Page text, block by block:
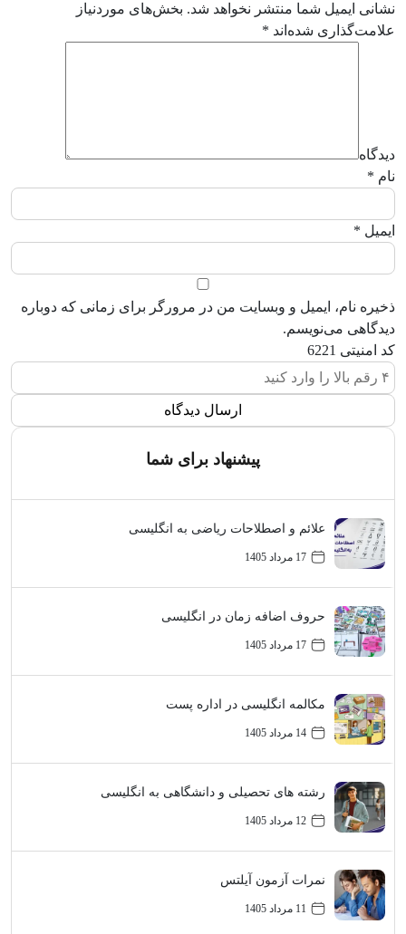
نشانی ایمیل شما منتشر نخواهد شد. بخش‌های موردنیاز
علامت‌گذاری شده‌اند *
دیدگاه
نام *
ایمیل *
ذخیره نام، ایمیل و وبسایت من در مرورگر برای زمانی که دوباره
دیدگاهی می‌نویسم.
کد امنیتی 6221
پیشنهاد برای شما
علائم و اصطلاحات ریاضی به انگلیسی
17 مرداد 1405
حروف اضافه زمان در انگلیسی
17 مرداد 1405
مکالمه انگلیسی در اداره پست
14 مرداد 1405
رشته های تحصیلی و دانشگاهی به انگلیسی
12 مرداد 1405
نمرات آزمون آیلتس
11 مرداد 1405